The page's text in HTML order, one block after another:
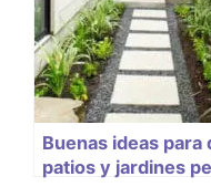
Buenas ideas
patios y jardines